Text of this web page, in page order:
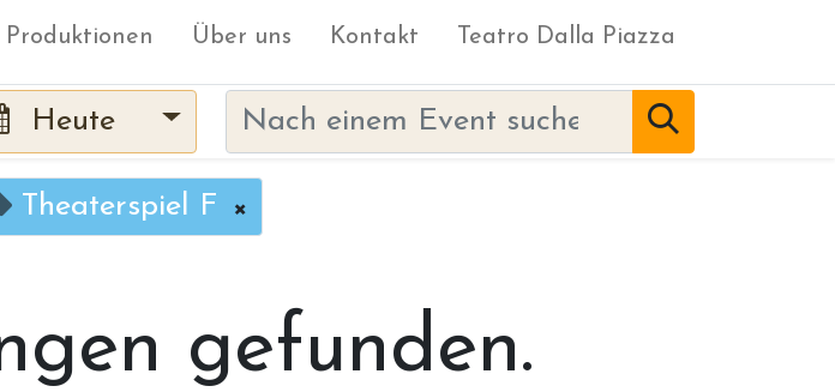
Produktionen Über uns Kontakt Teatro Dalla Piazza
Heute
Theaterspiel F ×
gefunden.